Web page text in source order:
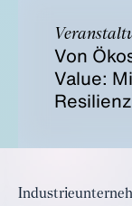
Von
Value: